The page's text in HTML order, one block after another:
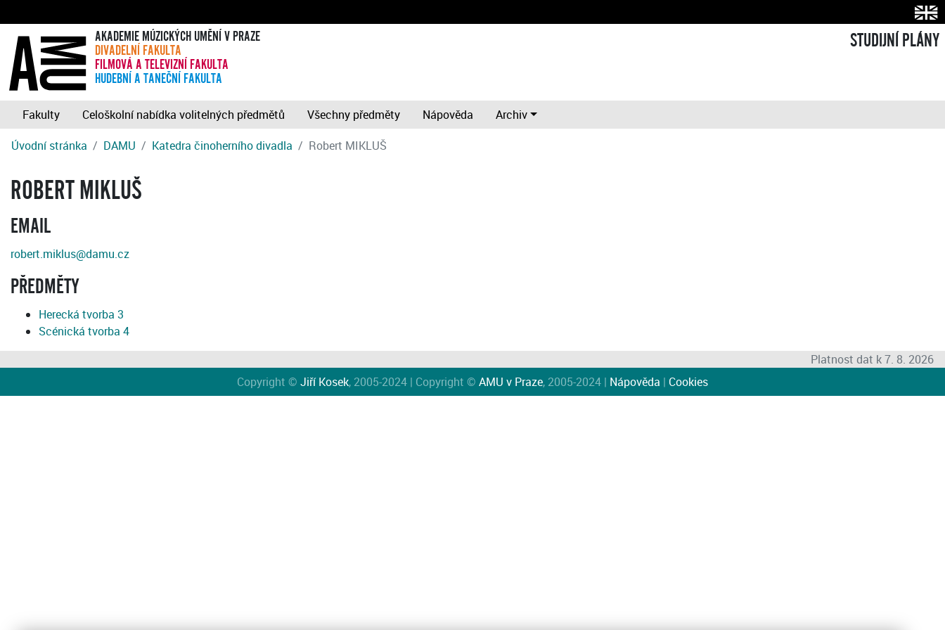
AKADEMIE MÚZICKÝCH UMĚNÍ V PRAZE
DIVADELNÍ FAKULTA
FILMOVÁ A TELEVIZNÍ FAKULTA
HUDEBNÍ A TANEČNÍ FAKULTA
STUDIJNÍ PLÁNY
Fakulty Celoškolní nabídka volitelných předmětů Všechny předměty Nápověda
Archiv
Úvodní stránka
DAMU Katedra činoherního divadla Robert MIKLUŠ
ROBERT MIKLUŠ
EMAIL
robert.miklus@damu.cz
PŘEDMĚTY
Herecká tvorba 3
Scénická tvorba 4
Platnost dat k 7. 8. 2026
Copyright © Jiří Kosek, 2005-2024 | Copyright © AMU v Praze, 2005-2024 | Nápověda | Cookies